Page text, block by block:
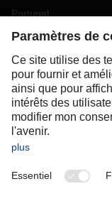
Portugal
Romania
Slovakia
Spain
Sweden
Switzerland(DE FR)
Turkey
OCEANIA